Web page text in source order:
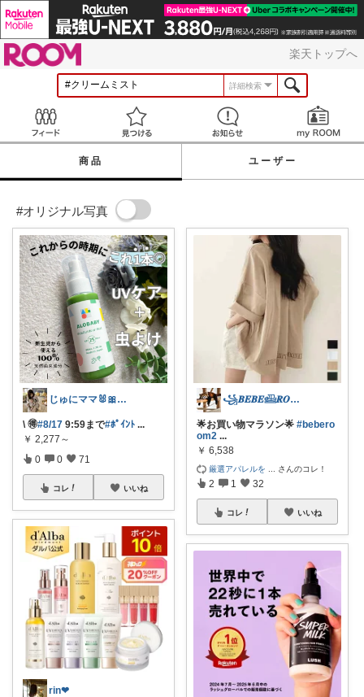
楽天トップへ
詳細検索
見つける お知らせ
商品 ユーザー
#オリジナル写真
じゅにママ🐰🎀2yboyワーママ
\ 🉐#8/17 9:59まで#ﾎﾟｲﾝﾄ ...
￥ 2,277～
0 0 71
コレ いいね
rin❤︎
꧁𝑩𝑬𝑩𝑬𓊝𝑹𝑶𝑶𝑴꧂
🌟お買い物マラソン🌟 #bebero
om2 ...
￥ 6,538
厳選アパレルを さんのコレ！
2 1 32
コレ いいね